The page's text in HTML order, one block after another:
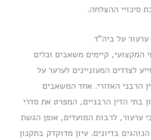
סיכויי ההצלחה.
ערעור על ביה”ד
המקצועי, קיימים משאבים וכלים
לצדדים המעוניינים לערער על
הרבני האזורי. אחד המשאבים
בתי הדין הרבניים, המפרט את סדרי
ערעור, לרבות המועדים, אופן הגשת
בדיונים. עיון מדוקדק בתקנון